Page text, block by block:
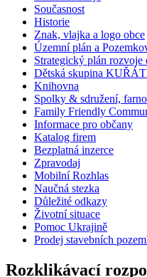
Současnost
Historie
Znak, vlajka a logo obce
Územní plán a
Strategický plán rozvoje
Dětská skupina
Knihovna
Spolky & sdružení,
Family Friendly
Informace pro občany
Katalog firem
Bezplatná inzerce
Zpravodaj
Mobilní Rozhlas
Naučná stezka
Důležité odkazy
Životní situace
Pomoc Ukrajině
Prodej stavebních
Rozklikávací